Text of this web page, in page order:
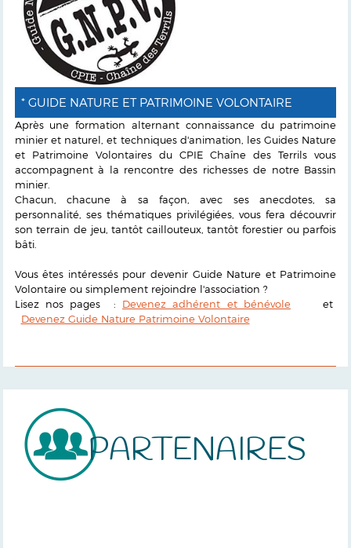
* GUIDE NATURE ET PATRIMOINE VOLONTAIRE
Après une formation alternant connaissance du patrimoine
minier et naturel, et techniques d'animation, les Guides Nature
et Patrimoine Volontaires du CPIE Chaîne des Terrils vous
accompagnent à la rencontre des richesses de notre Bassin
minier.
Chacun, chacune à sa façon, avec ses anecdotes, sa
personnalité, ses thématiques privilégiées, vous fera découvrir
son terrain de jeu, tantôt caillouteux, tantôt forestier ou parfois
bâti.
Vous êtes intéressés pour devenir Guide Nature et Patrimoine
Volontaire ou simplement rejoindre l'association ?
Lisez nos pages : Devenez adhérent et bénévole et
Devenez Guide Nature Patrimoine Volontaire
PARTENAIRES